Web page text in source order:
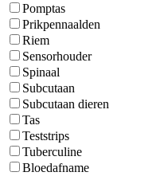
Pomptas
Prikpennaalden
Riem
Sensorhouder
Spinaal
Subcutaan
Subcutaan dieren
Tas
Teststrips
Tuberculine
Bloedafname